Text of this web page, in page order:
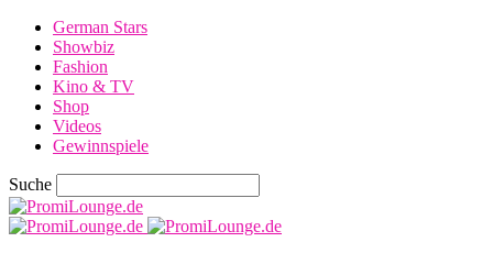
German Stars
Showbiz
Fashion
Kino & TV
Shop
Videos
Gewinnspiele
Suche